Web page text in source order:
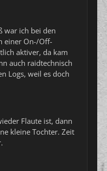
war ich bei den
einer On-/Off-
aktiver, da kam
auch raidtechnisch
Logs, weil es doch
Flaute ist, dann
kleine Tochter. Zeit